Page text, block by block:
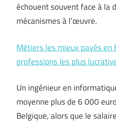
échouent souvent face à la
mécanismes à l’œuvre.
Métiers les mieux payés en
professions les plus
Un ingénieur en
moyenne plus de 6 000
Belgique, alors que le